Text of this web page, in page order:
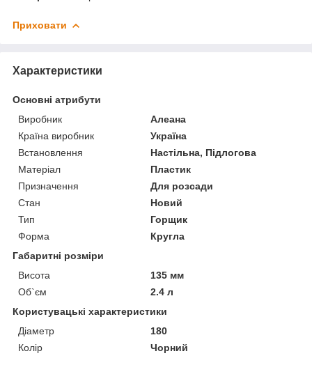
Приховати
Характеристики
Основні атрибути
Виробник
Алеана
Країна виробник
Україна
Встановлення
Настільна, Підлогова
Матеріал
Пластик
Призначення
Для розсади
Стан
Новий
Тип
Горщик
Форма
Кругла
Габаритні розміри
Висота
135 мм
Об`єм
2.4 л
Користувацькі характеристики
Діаметр
180
Колір
Чорний